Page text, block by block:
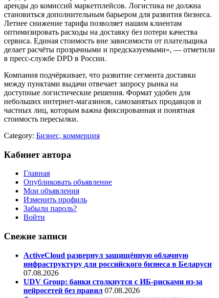
аренды до комиссий маркетплейсов. Логистика не должна
становиться дополнительным барьером для развития бизнеса.
Летнее снижение тарифа позволяет нашим клиентам
оптимизировать расходы на доставку без потери качества
сервиса. Единая стоимость вне зависимости от плательщика
делает расчёты прозрачными и предсказуемыми», — отметили
в пресс-службе DPD в России.
Компания подчёркивает, что развитие сегмента доставки
между пунктами выдачи отвечает запросу рынка на
доступные логистические решения. Формат удобен для
небольших интернет-магазинов, самозанятых продавцов и
частных лиц, которым важна фиксированная и понятная
стоимость пересылки.
Category: Бизнес, коммерция
Кабинет автора
Главная
Опубликовать объявление
Мои объявления
Изменить профиль
Забыли пароль?
Войти
Свежие записи
ActiveCloud развернул защищённую облачную
инфраструктуру для российского бизнеса в Беларуси
07.08.2026
UDV Group: банки столкнутся с ИБ-рисками из-за
нейросетей без правил 07.08.2026